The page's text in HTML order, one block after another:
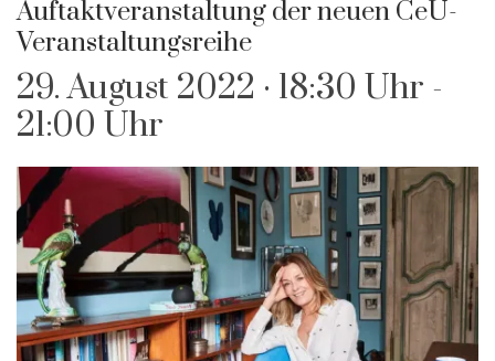
Auftaktveranstaltung der neuen CeU-
Veranstaltungsreihe
29. August 2022 · 18:30 Uhr -
21:00 Uhr